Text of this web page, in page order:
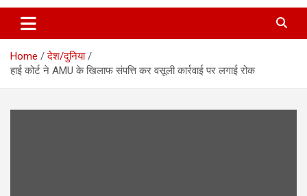
Home
देश/दुनिया
हाई कोर्ट ने AMU के खिलाफ संपत्ति कर वसूली कार्रवाई पर लगाई रोक